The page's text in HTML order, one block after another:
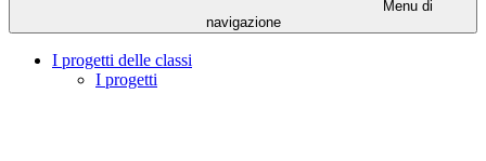
Menu di
navigazione
I progetti delle classi
I progetti